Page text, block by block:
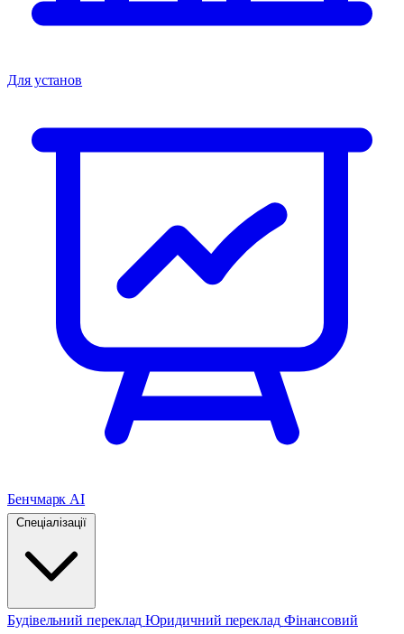
Для установ
Бенчмарк AI
Будівельний переклад Юридичний переклад Фінансовий